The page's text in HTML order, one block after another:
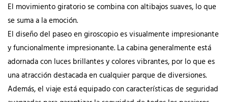
El movimiento giratorio se combina con altibajos suaves, lo que
se suma a la emoción.
El diseño del paseo en giroscopio es visualmente impresionante
y funcionalmente impresionante. La cabina generalmente está
adornada con luces brillantes y colores vibrantes, por lo que es
una atracción destacada en cualquier parque de diversiones.
Además, el viaje está equipado con características de seguridad